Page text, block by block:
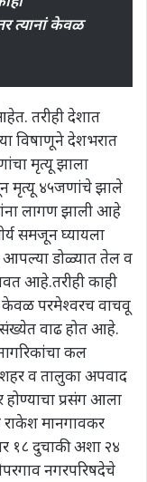
त्यानां केवळ
तरीही देशात
विषाणूने देशभरात
मृत्यू झाला
मृत्यू ४५जणांचे झाले
लागण झाली आहे
समजून घ्यायला
आपल्या डोळ्यात तेल व
आहे.तरीही काही
केवळ परमेश्वरच वाचवू
वाढ होत आहे.
कल
व तालुका अपवाद
होण्याचा प्रसंग आला
राकेश मानगावकर
१८ दुचाकी अशा २४
नगरपरिषदेचे